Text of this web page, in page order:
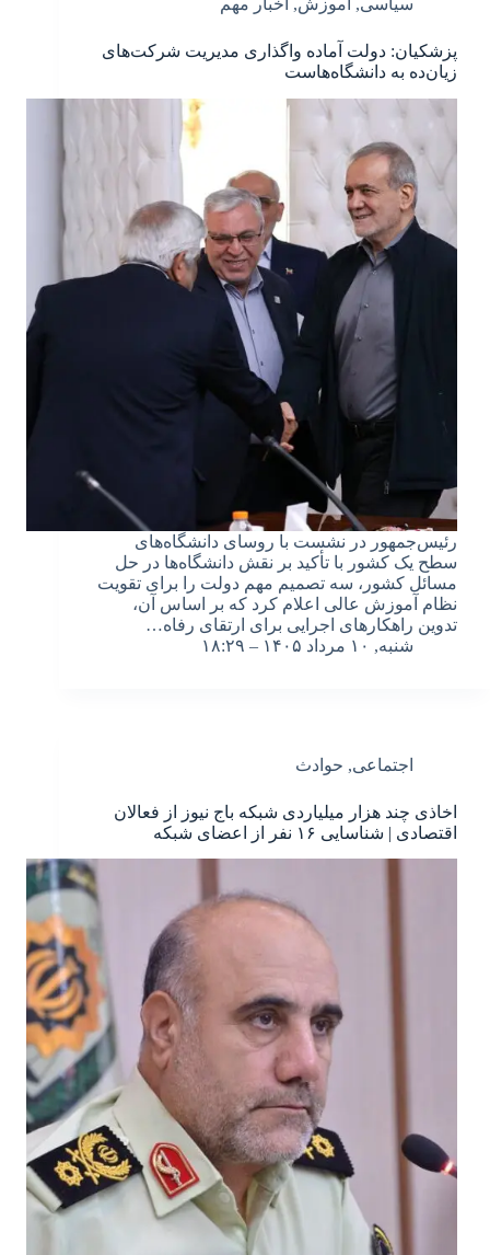
سیاسی, آموزش, اخبار مهم
پزشکیان: دولت آماده واگذاری مدیریت شرکت‌های
زیان‌ده به دانشگاه‌هاست
رئیس‌جمهور در نشست با روسای دانشگاه‌های
سطح یک کشور با تأکید بر نقش دانشگاه‌ها در حل
مسائل کشور، سه تصمیم مهم دولت را برای تقویت
نظام آموزش عالی اعلام کرد که بر اساس آن،
تدوین راهکارهای اجرایی برای ارتقای رفاه…
شنبه, ۱۰ مرداد ۱۴۰۵ – ۱۸:۲۹
اجتماعی, حوادث
اخاذی چند هزار میلیاردی شبکه باج نیوز از فعالان
اقتصادی | شناسایی ۱۶ نفر از اعضای شبکه